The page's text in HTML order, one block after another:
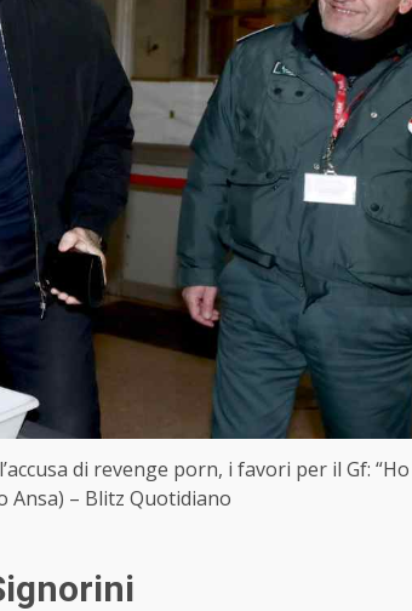
di revenge porn, i favori per il Gf:
Ansa) – Blitz Quotidiano